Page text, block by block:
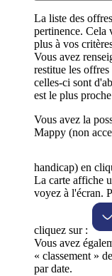
La liste des
pertinence. Cela
plus à vos
Vous avez
restitue les
celles-ci sont
est le plus
Vous avez la
Mappy (non
handicap) en
La carte affiche
voyez à l'écran.
cliquez sur :
Vous avez
« classement »
par date.